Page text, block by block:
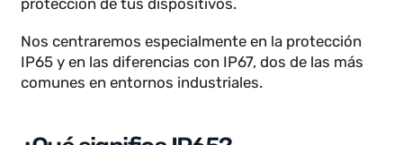
IPy cómo pueden marcar la diferencia en la
protección de tus dispositivos.
IP65 y en las diferencias con IP67, dos de las más